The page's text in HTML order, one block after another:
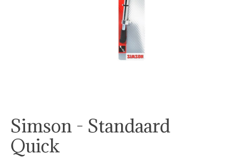
Simson - Standaard
Quick